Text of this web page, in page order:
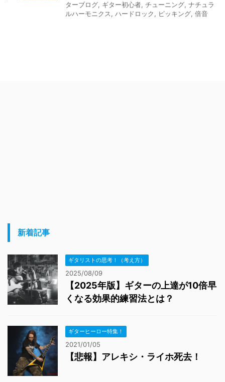
ターブログ, ギター初心者, チューニング, ナチュラ
ルハーモニクス, ハードロック, ピッキング, 倍音
新着記事
ギタリストの思考！（考え方）
2025/08/09
【2025年版】ギターの上達が10倍早
くなる効果的練習法とは？
ギターヒーロー特集！
2021/01/05
【悲報】アレキシ・ライホ死去！